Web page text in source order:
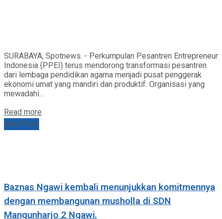
SURABAYA, Spotnews. - Perkumpulan Pesantren Entrepreneur
Indonesia (PPEI) terus mendorong transformasi pesantren
dari lembaga pendidikan agama menjadi pusat penggerak
ekonomi umat yang mandiri dan produktif. Organisasi yang
mewadahi...
Read more
Next Post
Baznas Ngawi kembali menunjukkan komitmennya
dengan membangunan musholla di SDN
Mangunharjo 2 Ngawi.